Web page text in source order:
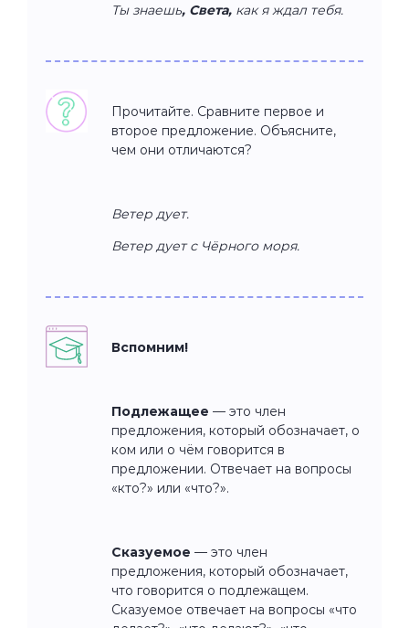
Ты знаешь, Света, как я ждал тебя.
Прочитайте. Сравните первое и
второе предложение. Объясните,
чем они отличаются?
Ветер дует.
Ветер дует с Чёрного моря.
Вспомним!
Подлежащее — это член
предложения, который обозначает, о
ком или о чём говорится в
предложении. Отвечает на вопросы
«кто?» или «что?».
Сказуемое — это член
предложения, который обозначает,
что говорится о подлежащем.
Сказуемое отвечает на вопросы «что